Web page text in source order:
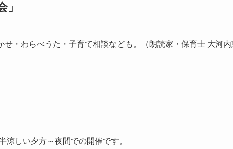
・わらべうた・子育て相談なども。（朗読家・保育士 大河内
涼しい夕方～夜間での開催です。